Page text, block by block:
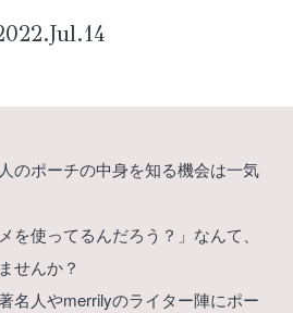
のポーチの中身を知る機会は一気
を使ってるんだろう？」なんて、
せんか？
名人やmerrilyのライター陣にポー